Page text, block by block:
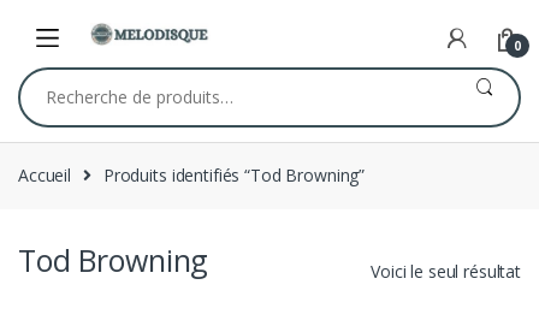
navigation
content
0
Recherche
pour :
Accueil Produits identifiés “Tod Browning”
Tod Browning Voici le seul résultat